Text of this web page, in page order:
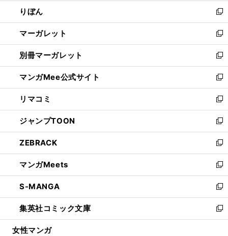
く
で
開
く
ド
ウ
で
開
く
ウ
ィ
ン
ド
ウ
で
開
く
りぼん
新
し
い
ウ
ィ
ン
ド
ウ
で
開
く
マーガレット
新
し
い
ウ
ィ
ン
ド
ウ
で
開
く
別冊マーガレット
新
し
い
ウ
ィ
ン
ド
ウ
で
開
く
マンガMee公式サイト
新
し
い
ウ
ィ
ン
ド
ウ
で
開
く
リマコミ
新
し
い
ウ
ィ
ン
ド
ウ
で
開
く
ジャンプTOON
新
し
い
ウ
ィ
ン
ド
ウ
で
開
ZEBRACK
新
し
い
ウ
ィ
ン
ド
ウ
マンガMeets
新
し
い
ウ
ィ
ン
S-MANGA
新
し
い
ウ
集英社コミック文庫
新
し
女性マンガ